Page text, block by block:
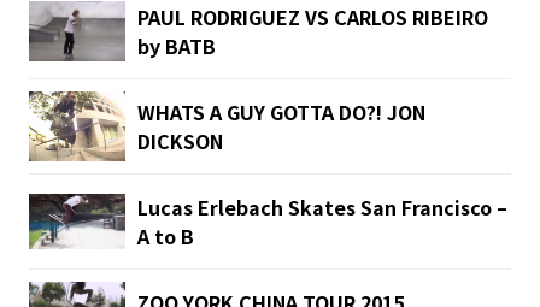
PAUL RODRIGUEZ VS CARLOS RIBEIRO
by BATB
WHATS A GUY GOTTA DO?! JON
DICKSON
Lucas Erlebach Skates San Francisco –
A to B